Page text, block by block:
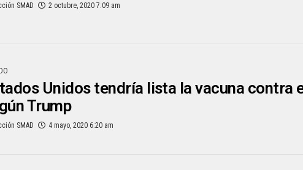
SMAD 2 octubre, 2020 7:09 am
Unidos tendría lista la vacuna contra
Trump
SMAD 4 mayo, 2020 6:20 am